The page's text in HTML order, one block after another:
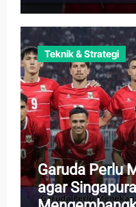
Teknik & Strategi
Garuda Perlu
agar